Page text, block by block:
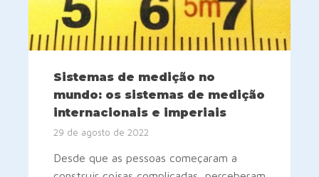
Sistemas de medição no
mundo: os sistemas de medição
internacionais e imperiais
29 de agosto de 2022
Desde que as pessoas começaram a